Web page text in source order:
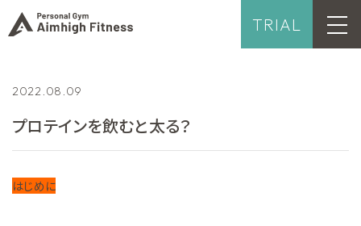
TRIAL
2022.08.09
プロテインを飲むと太る？
はじめに